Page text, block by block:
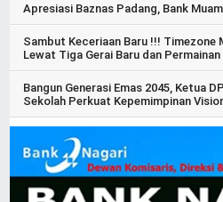
Apresiasi Baznas Padang, Bank
Sambut Keceriaan Baru !!! Timezone
Lewat Tiga Gerai Baru dan
Bangun Generasi Emas 2045, Ketua
Sekolah Perkuat Kepemimpinan